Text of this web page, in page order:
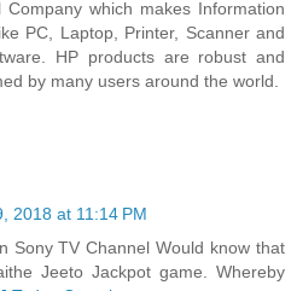
Company which makes Information
PC, Laptop, Printer, Scanner and
HP products are robust and
by many users around the world.
2018 at 11:14 PM
Sony TV Channel Would know that
Jeeto Jackpot game. Whereby